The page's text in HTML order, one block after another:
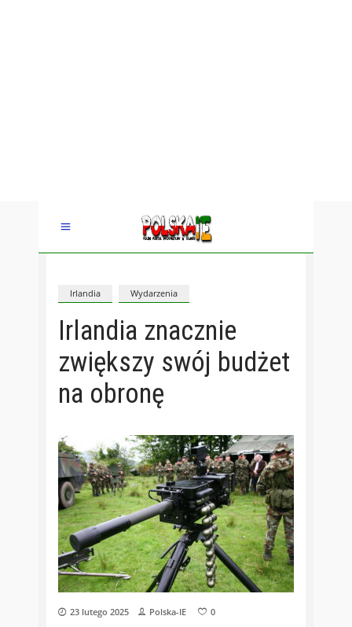
Irlandia Wydarzenia
Irlandia znacznie
zwiększy swój budżet
na obronę
23 lutego 2025 Polska-IE 0